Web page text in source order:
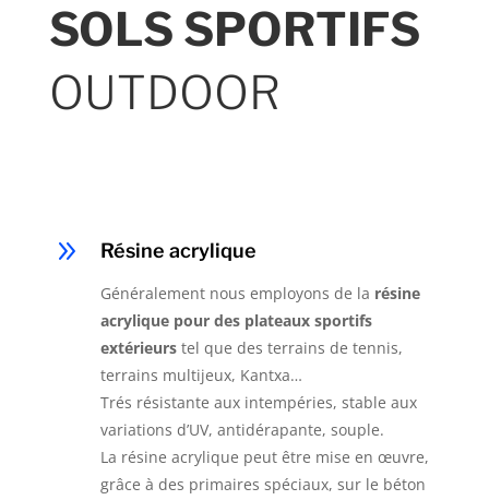
SOLS SPORTIFS
OUTDOOR
9 Résine acrylique
Généralement nous employons de la résine
acrylique pour des plateaux sportifs
extérieurstel que des terrains de tennis,
terrains multijeux, Kantxa…
Trés résistante aux intempéries, stable aux
variations d’UV, antidérapante, souple.
La résine acrylique peut être mise en œuvre,
grâce à des primaires spéciaux, sur le béton